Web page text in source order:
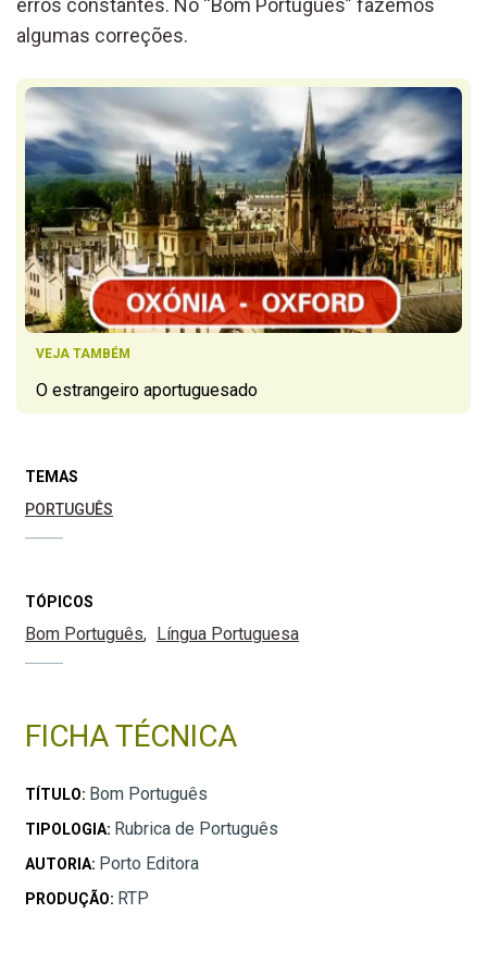
erros constantes. No “Bom Português” fazemos
algumas correções.
VEJA TAMBÉM
O estrangeiro aportuguesado
TEMAS
PORTUGUÊS
TÓPICOS
Bom Português Língua Portuguesa
FICHA TÉCNICA
TÍTULO: Bom Português
TIPOLOGIA: Rubrica de Português
AUTORIA: Porto Editora
PRODUÇÃO: RTP